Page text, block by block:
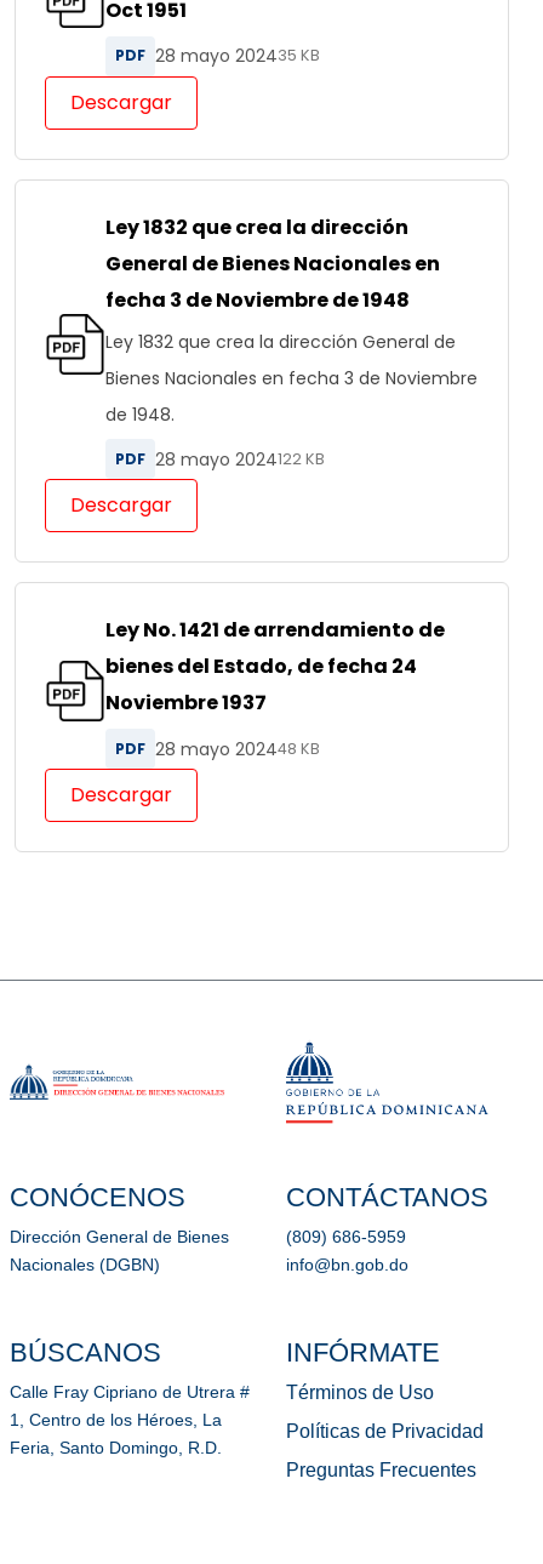
Oct 1951
PDF 28 mayo 202435 KB
Descargar
Ley 1832 que crea la dirección
General de Bienes Nacionales en
fecha 3 de Noviembre de 1948
Ley 1832 que crea la dirección General de
Bienes Nacionales en fecha 3 de Noviembre
de 1948.
PDF 28 mayo 2024122 KB
Descargar
Ley No. 1421 de arrendamiento de
bienes del Estado, de fecha 24
Noviembre 1937
PDF 28 mayo 202448 KB
Descargar
CONÓCENOS
Dirección General de Bienes
Nacionales (DGBN)
BÚSCANOS
Calle Fray Cipriano de Utrera #
1, Centro de los Héroes, La
Feria, Santo Domingo, R.D.
CONTÁCTANOS
(809) 686-5959
info@bn.gob.do
INFÓRMATE
Términos de Uso
Políticas de Privacidad
Preguntas Frecuentes